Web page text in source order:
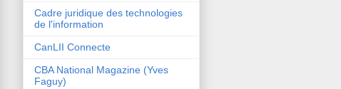
Cadre juridique des technologies
de l'information
CanLII Connecte
CBA National Magazine (Yves
Faguy)